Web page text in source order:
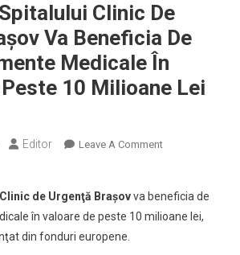
Clinic De
Va Beneficia De
Medicale În
10 Milioane Lei
Editor Leave A CommentOn
Clinic
De
de Urgenţă Braşovva beneficia de
în valoare de peste 10 milioane lei,
din fonduri europene.